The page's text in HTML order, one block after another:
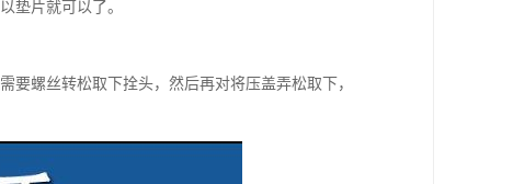
垫片就可以了。
螺丝转松取下拴头，然后再对将压盖弄松取下，